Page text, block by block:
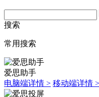
搜索
常用搜索
爱思助手
电脑端详情 > 移动端详情 >